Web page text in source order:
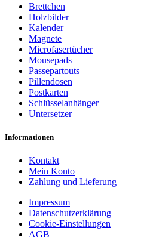
Brettchen
Holzbilder
Kalender
Magnete
Microfasertücher
Mousepads
Passepartouts
Pillendosen
Postkarten
Schlüsselanhänger
Untersetzer
Informationen
Kontakt
Mein Konto
Zahlung und Lieferung
Impressum
Datenschutzerklärung
Cookie-Einstellungen
AGB